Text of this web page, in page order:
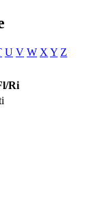
U V W X Y Z
Ri